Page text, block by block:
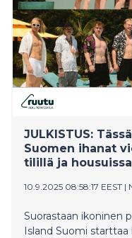
JULKISTUS:
Suomen ihanat
tilillä ja
10.9.2025 08:58:17 EEST |
Suorastaan ikoninen
Island Suomi starttaa